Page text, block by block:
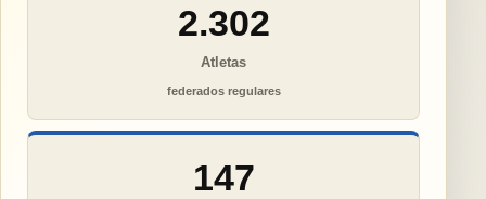
2.302
Atletas
federados regulares
147